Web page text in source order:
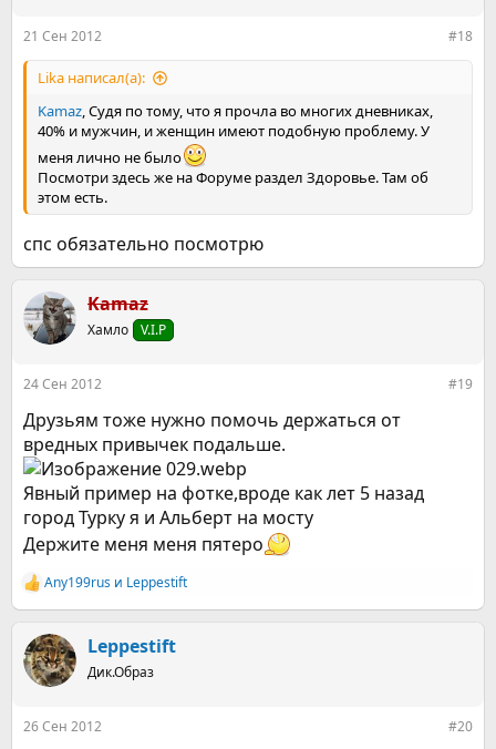
21 Сен 2012 #18
Lika написал(а):
Kamaz, Судя по тому, что я прочла во многих дневниках,
40% и мужчин, и женщин имеют подобную проблему. У
меня лично не было
Посмотри здесь же на Форуме раздел Здоровье. Там об
этом есть.
спс обязательно посмотрю
Kamaz
Хамло V.I.P
24 Сен 2012 #19
Друзьям тоже нужно помочь держаться от
вредных привычек подальше.
Явный пример на фотке,вроде как лет 5 назад
город Турку я и Альберт на мосту
Держите меня меня пятеро
Р
е
к
ц
и
Any199rus и Leppestift
Leppestift
Дик.Образ
26 Сен 2012 #20